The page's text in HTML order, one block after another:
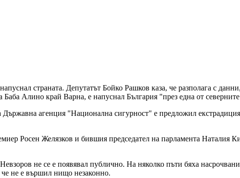
страната. Депутатът Бойко Рашков каза, че разполага с
Алино край Варна, е напуснал България "през една от
агенция "Национална сигурност" е предложил
Росен Желязков и бившия председател на парламента Наталия
не се е появявал публично. На няколко пъти бяха
не е вършил нищо незаконно.